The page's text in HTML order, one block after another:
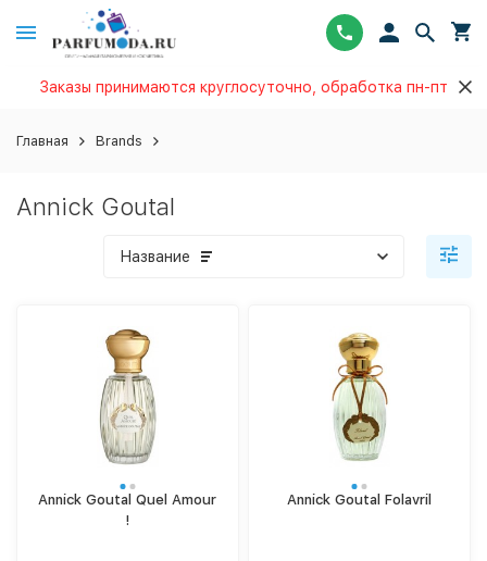
Заказы принимаются круглосуточно, обработка пн-пт
Главная Brands
Annick Goutal
Название
Annick Goutal Quel Amour
!
Annick Goutal Folavril